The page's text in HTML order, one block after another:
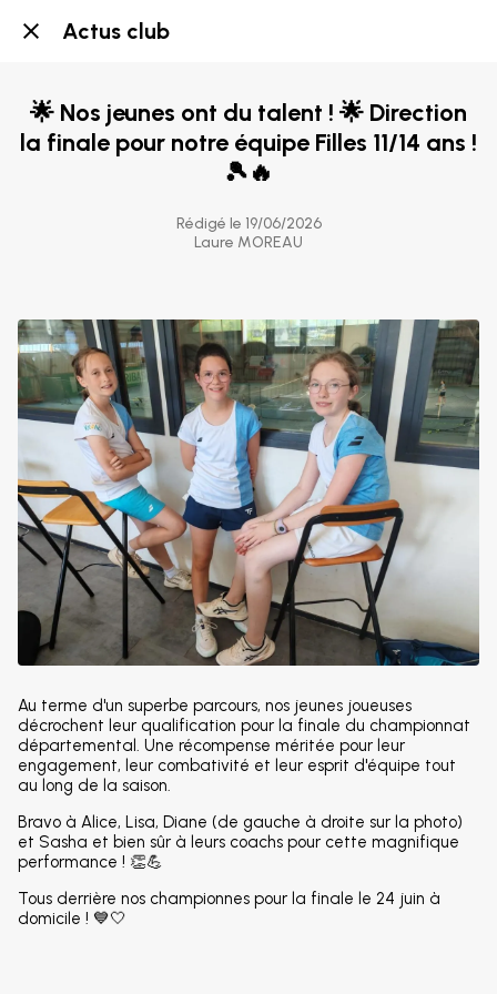
Actus club
🌟 Nos jeunes ont du talent ! 🌟 Direction
la finale pour notre équipe Filles 11/14 ans !
🎾🔥
Rédigé le 19/06/2026
Laure MOREAU
Au terme d'un superbe parcours, nos jeunes joueuses
décrochent leur qualification pour la finale du championnat
départemental. Une récompense méritée pour leur
engagement, leur combativité et leur esprit d'équipe tout
au long de la saison.
Bravo à Alice, Lisa, Diane (de gauche à droite sur la photo)
et Sasha et bien sûr à leurs coachs pour cette magnifique
performance ! 👏💪
Tous derrière nos championnes pour la finale le 24 juin à
domicile ! 💙🤍